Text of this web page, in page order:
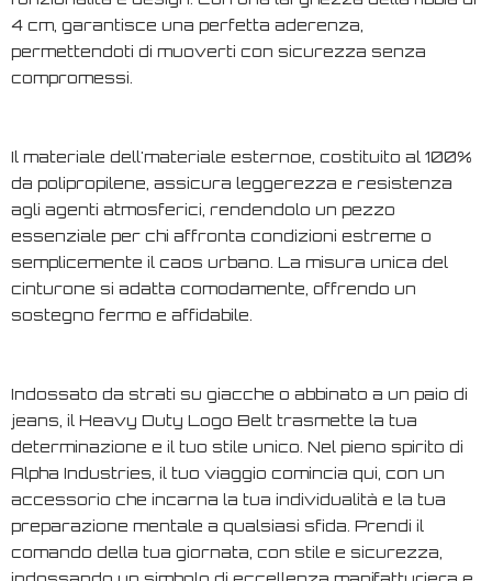
4 cm, garantisce una perfetta aderenza,
permettendoti di muoverti con sicurezza senza
compromessi.
Il materiale dell'materiale esternoe, costituito al 100%
da polipropilene, assicura leggerezza e resistenza
agli agenti atmosferici, rendendolo un pezzo
essenziale per chi affronta condizioni estreme o
semplicemente il caos urbano. La misura unica del
cinturone si adatta comodamente, offrendo un
sostegno fermo e affidabile.
Indossato da strati su giacche o abbinato a un paio di
jeans, il Heavy Duty Logo Belt trasmette la tua
determinazione e il tuo stile unico. Nel pieno spirito di
Alpha Industries, il tuo viaggio comincia qui, con un
accessorio che incarna la tua individualità e la tua
preparazione mentale a qualsiasi sfida. Prendi il
comando della tua giornata, con stile e sicurezza,